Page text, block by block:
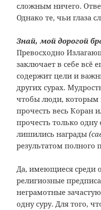
сложным ничего.
Однако те, чьи глаза
Знай, мой дорогой
Превосходно
заключает в себе всё
содержит цели и
других сурах.
чтобы люди, которым
прочесть весь Коран
прочесть только одну
лишились награды
результатом полного
Да, имеющиеся среди
религиозные
неграмотные
одну суру. Для того,